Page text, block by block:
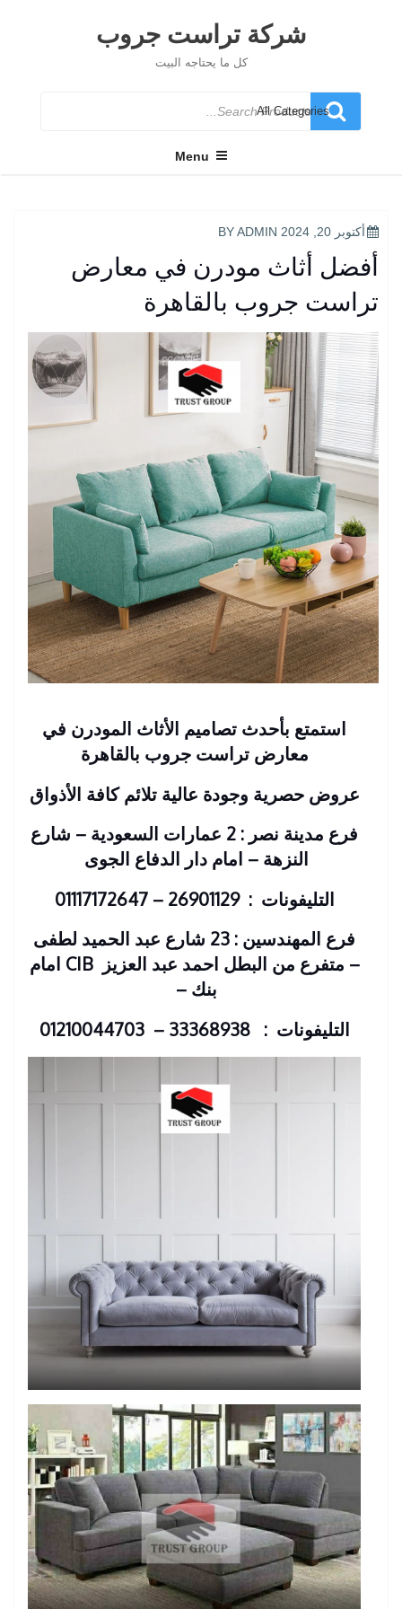
شركة تراست جروب
كل ما يحتاجه البيت
Search
for
Menu
POSTED
أكتوبر 20, 2024 ADMIN
أفضل أثاث مودرن في معارض
تراست جروب بالقاهرة
استمتع بأحدث تصاميم الأثاث المودرن في
معارض تراست جروب بالقاهرة
عروض حصرية وجودة عالية تلائم كافة الأذواق
فرع مدينة نصر : 2 عمارات السعودية – شارع
النزهة – امام دار الدفاع الجوى
التليفونات : 26901129 – 01117172647
فرع المهندسين : 23 شارع عبد الحميد لطفى
– متفرع من البطل احمد عبد العزيز
CIB امام
بنك –
التليفونات : 33368938 – 01210044703